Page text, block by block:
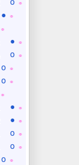
☼
o
☼
●
☼
☼
●
☼
o
☼
o
☼
o
☼
☼
●
☼
●
☼
o
☼
o
☼
o